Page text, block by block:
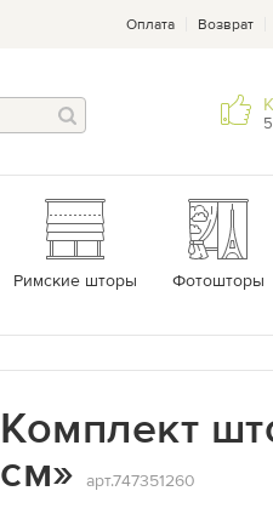
Оплата Возврат
Римские шторы Фотошторы
Комплект
см»
арт.747351260